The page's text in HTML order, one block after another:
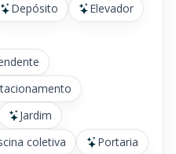
Depósito
Elevador
Jardim
coletiva
Portaria